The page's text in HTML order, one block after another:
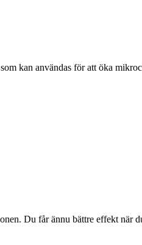
kan användas för att öka
Du får ännu bättre effekt när